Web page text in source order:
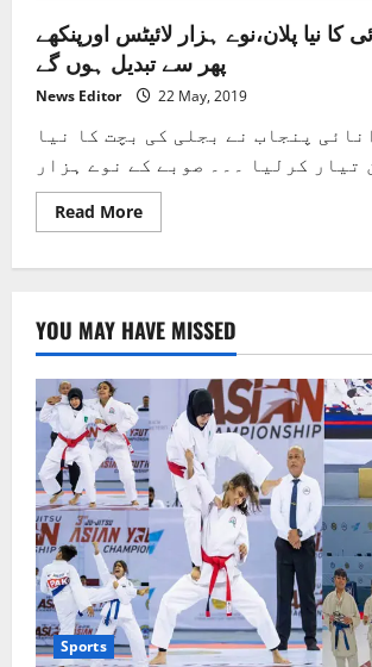
کا نیا پلان،نوے ہزار لائیٹس اورپنکھے
پھر سے تبدیل ہوں گے
News Editor 22 May, 2019
پنجاب نے بجلی کی بچت کا نیا
Read MoreRead
more
پلان،نوے
ہزار
لائیٹس
اورپنکھے
پھر
سے
تبدیل
ہوں
گے
YOU MAY HAVE MISSED
Sports